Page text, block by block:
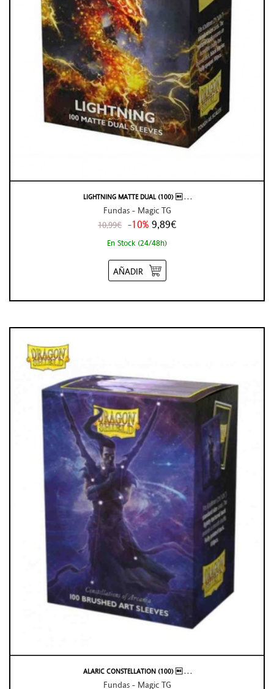
LIGHTNING MATTE DUAL (100)  . . .
Fundas - Magic TG
10,99€ -10% 9,89€
En Stock (24/48h)
AÑADIR
ALARIC CONSTELLATION (100)  . . .
Fundas - Magic TG